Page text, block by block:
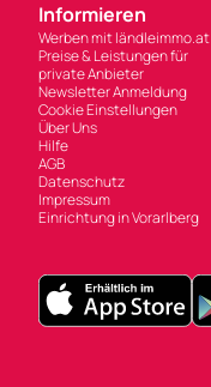
Informieren
Werben mit ländleimmo.at
Preise & Leistungen für
private Anbieter
Newsletter Anmeldung
Cookie Einstellungen
Über Uns
Hilfe
AGB
Datenschutz
Impressum
Einrichtung in Vorarlberg